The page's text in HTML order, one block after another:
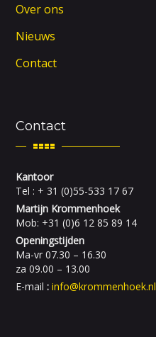
Over ons
Nieuws
Contact
Contact
Kantoor
Tel : + 31 (0)55-533 17 67
Martijn Krommenhoek
Mob: +31 (0)6 12 85 89 14
Openingstijden
Ma-vr 07.30 – 16.30
za 09.00 – 13.00
E-mail :info@krommenhoek.nl